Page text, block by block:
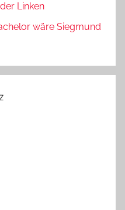
Linken
wäre Siegmund